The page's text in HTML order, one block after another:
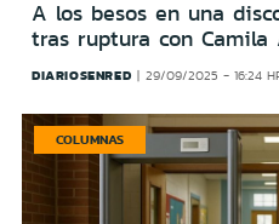
A los besos en una
tras ruptura con Camila
DIARIOSENRED 29/09/2025 - 16:24
COLUMNAS